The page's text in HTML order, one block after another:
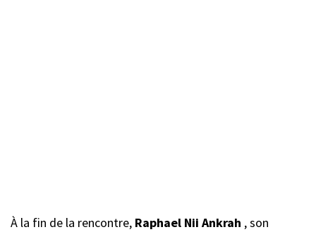
À la fin de la rencontre, Raphael Nii Ankrah , son